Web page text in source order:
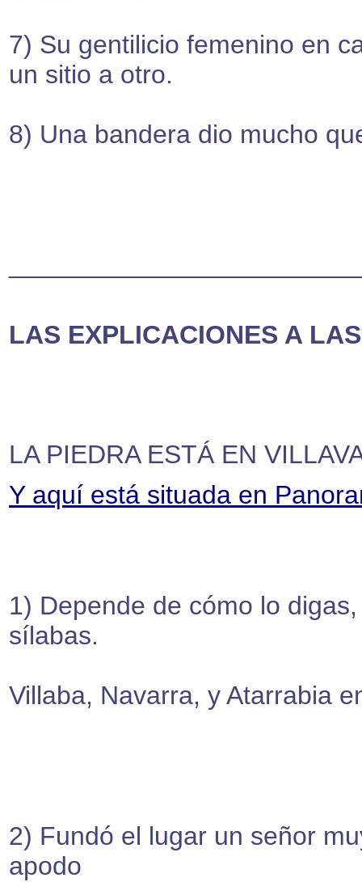
7) Su gentilicio femenino en
un sitio a otro.
8) Una bandera dio mucho
LAS EXPLICACIONES A
LA PIEDRA ESTÁ EN
Y aquí está situada en
1) Depende de cómo lo
sílabas.
Villaba, Navarra, y Atarrabia
2) Fundó el lugar un señor
apodo